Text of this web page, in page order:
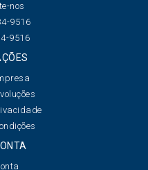
nos
9516
9516